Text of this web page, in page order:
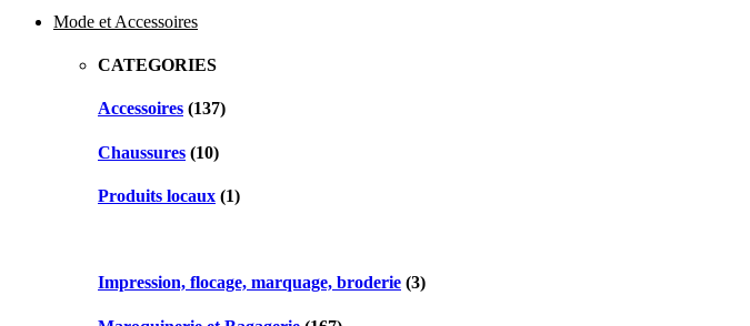
Mode et Accessoires
CATEGORIES
Accessoires (137)
Chaussures (10)
Produits locaux (1)
Impression, flocage, marquage, broderie (3)